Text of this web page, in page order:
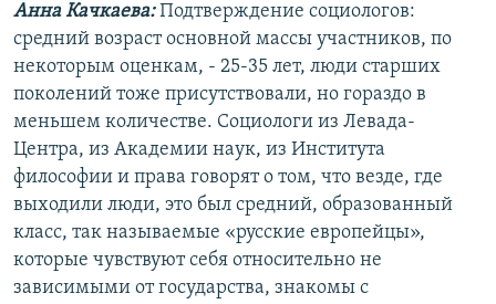
Анна Качкаева:Подтверждение социологов:
средний возраст основной массы участников, по
некоторым оценкам, - 25-35 лет, люди старших
поколений тоже присутствовали, но гораздо в
меньшем количестве. Социологи из Левада-
Центра, из Академии наук, из Института
философии и права говорят о том, что везде, где
выходили люди, это был средний, образованный
класс, так называемые «русские европейцы»,
которые чувствуют себя относительно не
зависимыми от государства, знакомы с